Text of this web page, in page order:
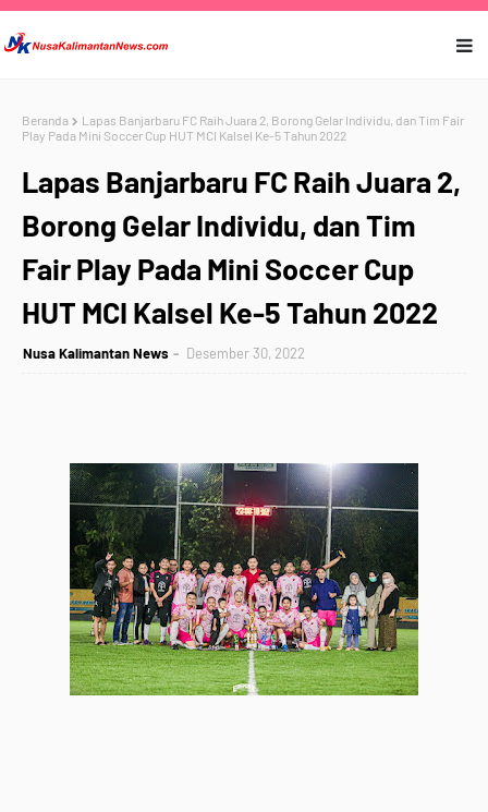
Beranda
Lapas Banjarbaru FC Raih Juara 2, Borong Gelar Individu, dan Tim Fair
Play Pada Mini Soccer Cup HUT MCI Kalsel Ke-5 Tahun 2022
Lapas Banjarbaru FC Raih Juara 2,
Borong Gelar Individu, dan Tim
Fair Play Pada Mini Soccer Cup
HUT MCI Kalsel Ke-5 Tahun 2022
Nusa Kalimantan News Desember 30, 2022